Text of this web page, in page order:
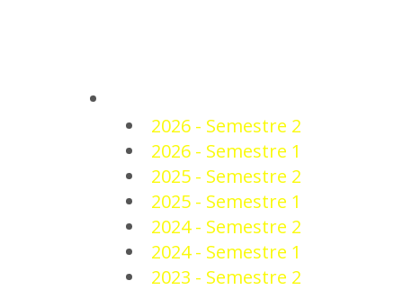
2026 - Semestre 2
2026 - Semestre 1
2025 - Semestre 2
2025 - Semestre 1
2024 - Semestre 2
2024 - Semestre 1
2023 - Semestre 2